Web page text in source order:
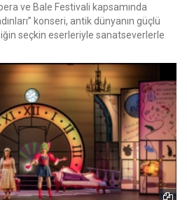
ve Bale Festivali kapsamında
konseri, antik dünyanın güçlü
seçkin eserleriyle sanatseverlerle